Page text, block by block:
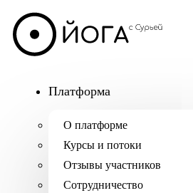
Платформа
О платформе
Курсы и потоки
Отзывы участников
Сотрудничество